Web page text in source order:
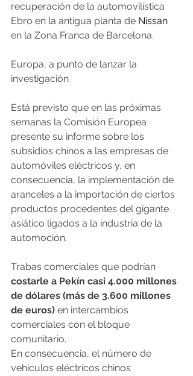
recuperación de la automovilística
Ebro en la antigua planta de Nissan
en la Zona Franca de Barcelona.
Europa, a punto de lanzar la
investigación
Está previsto que en las próximas
semanas la Comisión Europea
presente su informe sobre los
subsidios chinos a las empresas de
automóviles eléctricos y, en
consecuencia, la implementación de
aranceles a la importación de ciertos
productos procedentes del gigante
asiático ligados a la industria de la
automoción.
Trabas comerciales que podrían
costarle a Pekín casi 4.000 millones
de dólares (más de 3.600 millones
de euros) en intercambios
comerciales con el bloque
comunitario.
En consecuencia, el número de
vehículos eléctricos chinos